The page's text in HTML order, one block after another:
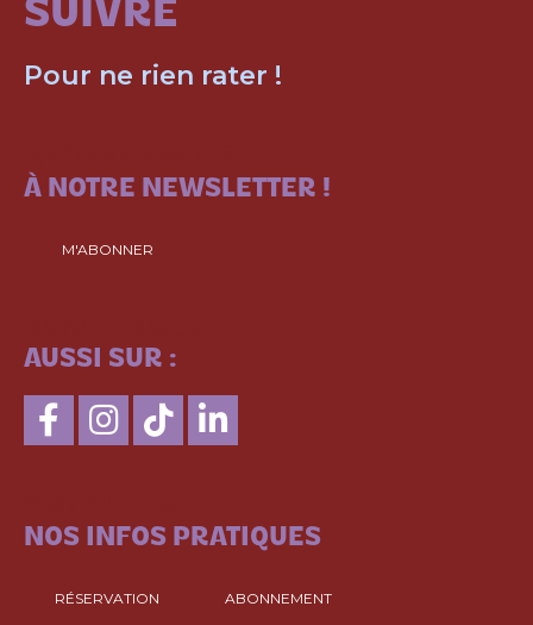
SUIVRE
Pour ne rien rater !
À NOTRE NEWSLETTER !
M'ABONNER
AUSSI SUR :
NOS INFOS PRATIQUES
RÉSERVATION ABONNEMENT